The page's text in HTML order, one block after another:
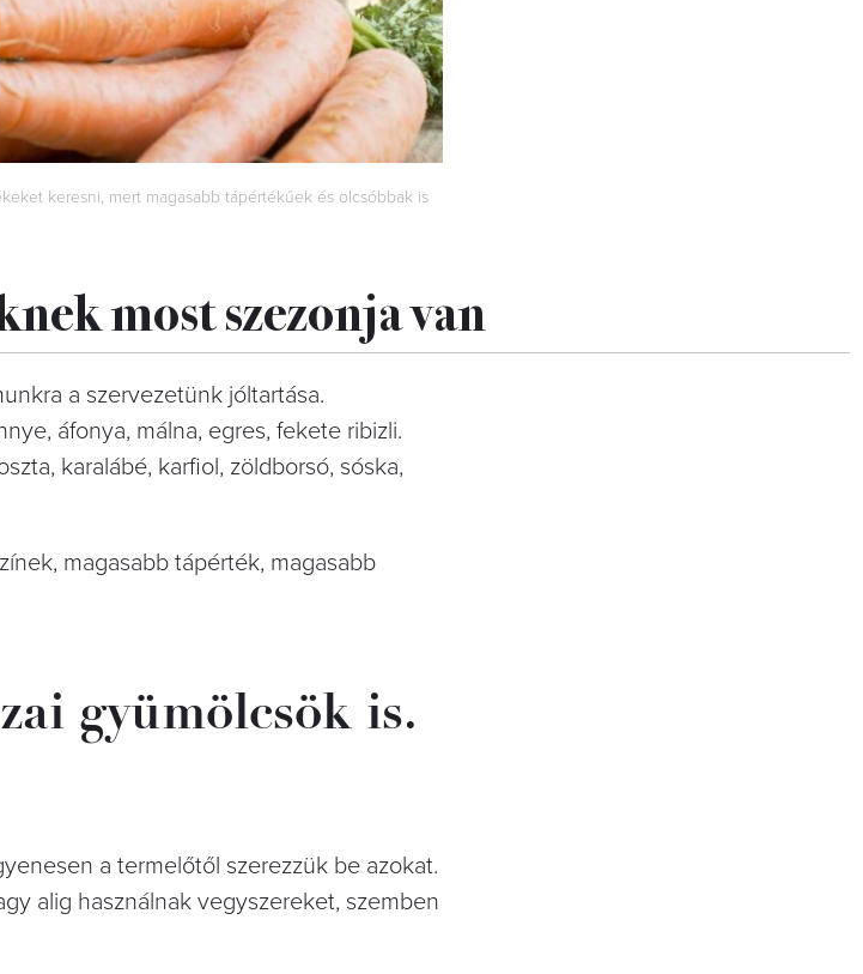
keresni, mert magasabb tápértékűek és olcsóbbak is
most szezonja van
a szervezetünk jóltartása.
áfonya, málna, egres, fekete ribizli.
karalábé, karfiol, zöldborsó, sóska,
magasabb tápérték, magasabb
gyümölcsök is.
a termelőtől szerezzük be azokat.
alig használnak vegyszereket, szemben